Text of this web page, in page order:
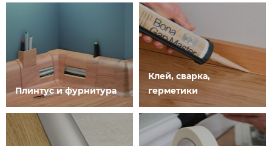
Плинтус и фурнитура
Клей, сварка,
герметики